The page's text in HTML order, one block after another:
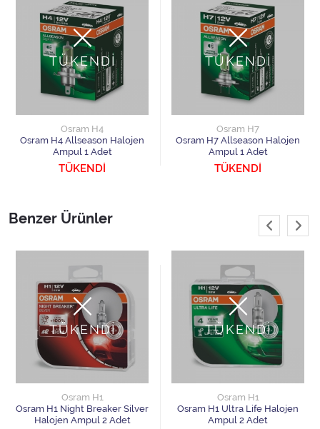
TÜKENDİ
Osram H4
Osram H4 Allseason Halojen
Ampul 1 Adet
TÜKENDİ
TÜKENDİ
Osram H7
Osram H7 Allseason Halojen
Ampul 1 Adet
TÜKENDİ
Benzer Ürünler
TÜKENDİ
Osram H1
Osram H1 Night Breaker Silver
Halojen Ampul 2 Adet
TÜKENDİ
Osram H1
Osram H1 Ultra Life Halojen
Ampul 2 Adet